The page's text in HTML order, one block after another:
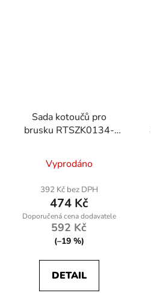
Sada kotoučů pro
brusku RTSZK0134-
Vyprodáno
392 Kč bez DPH
474 Kč
592 Kč
(–19 %)
DETAIL